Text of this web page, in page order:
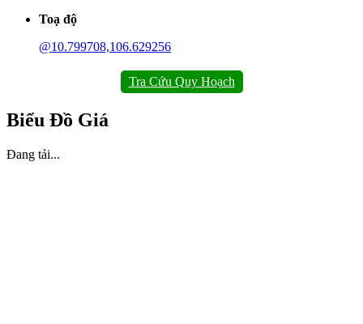
Toạ độ
@10.799708,106.629256
Tra Cứu Quy Hoạch
Biểu Đồ Giá
Đang tải...